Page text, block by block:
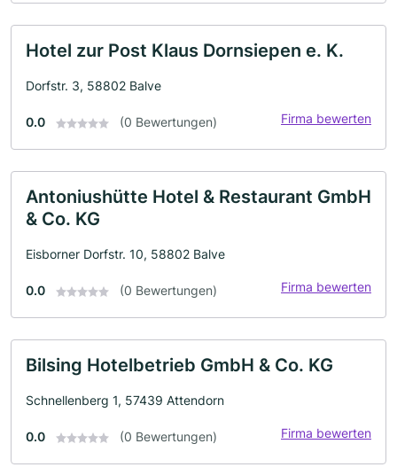
Hotel zur Post Klaus Dornsiepen e. K.
Dorfstr. 3, 58802 Balve
0.0 (0 Bewertungen) Firma bewerten
Antoniushütte Hotel & Restaurant GmbH
& Co. KG
Eisborner Dorfstr. 10, 58802 Balve
0.0 (0 Bewertungen) Firma bewerten
Bilsing Hotelbetrieb GmbH & Co. KG
Schnellenberg 1, 57439 Attendorn
0.0 (0 Bewertungen) Firma bewerten